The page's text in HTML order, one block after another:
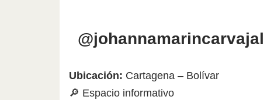
@johannamarincarvajal
Ubicación: Cartagena – Bolívar
🔎 Espacio informativo